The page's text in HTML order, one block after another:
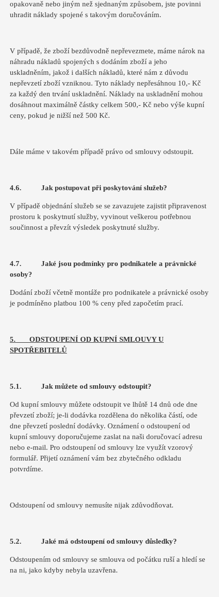
opakovaně nebo jiným než sjednaným způsobem, jste povinni
uhradit náklady spojené s takovým doručováním.
V případě, že zboží bezdůvodně nepřevezmete, máme nárok na
náhradu nákladů spojených s dodáním zboží a jeho
uskladněním, jakož i dalších nákladů, které nám z důvodu
nepřevzetí zboží vzniknou. Tyto náklady nepřesáhnou 10,- Kč
za každý den trvání uskladnění. Náklady na uskladnění mohou
dosáhnout maximálně částky celkem 500,- Kč nebo výše kupní
ceny, pokud je nižší než 500 Kč.
Dále máme v takovém případě právo od smlouvy odstoupit.
4.6. Jak postupovat při poskytování služeb?
V případě objednání služeb se se zavazujete zajistit připravenost
prostoru k poskytnutí služby, vyvinout veškerou potřebnou
součinnost a převzít výsledek poskytnuté služby.
4.7. Jaké jsou podmínky pro podnikatele a právnické
osoby?
Dodání zboží včetně montáže pro podnikatele a právnické osoby
je podmíněno platbou 100 % ceny před započetím prací.
5. ODSTOUPENÍ OD KUPNÍ SMLOUVY U
SPOTŘEBITELŮ
5.1. Jak můžete od smlouvy odstoupit?
Od kupní smlouvy můžete odstoupit ve lhůtě 14 dnů ode dne
převzetí zboží; je-li dodávka rozdělena do několika částí, ode
dne převzetí poslední dodávky. Oznámení o odstoupení od
kupní smlouvy doporučujeme zaslat na naši doručovací adresu
nebo e-mail. Pro odstoupení od smlouvy lze využít vzorový
formulář. Přijetí oznámení vám bez zbytečného odkladu
potvrdíme.
Odstoupení od smlouvy nemusíte nijak zdůvodňovat.
5.2. Jaké má odstoupení od smlouvy důsledky?
Odstoupením od smlouvy se smlouva od počátku ruší a hledí se
na ni, jako kdyby nebyla uzavřena.